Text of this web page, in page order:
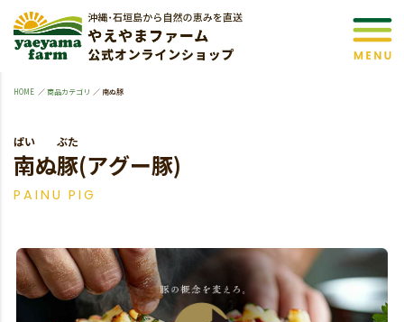
HOME 商品カテゴリ 南ぬ豚
南
ぱい
ぬ豚
ぶた
(アグー豚)
PAINU PIG